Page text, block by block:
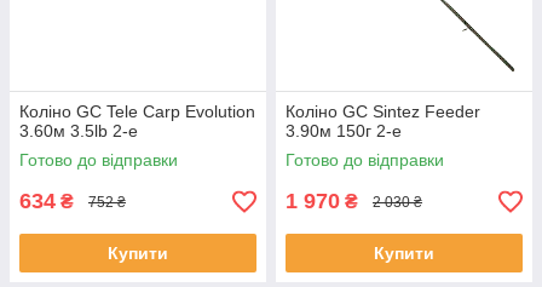
Коліно GC Tele Carp Evolution
3.60м 3.5lb 2-е
Готово до відправки
634 ₴ 752 ₴
Купити
Коліно GC Sintez Feeder
3.90м 150г 2-е
Готово до відправки
1 970 ₴ 2 030 ₴
Купити